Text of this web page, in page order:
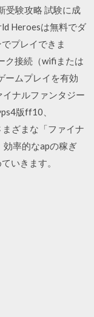
受験攻略 試験に成
Heroesは無料でダ
プレイできま
ク接続（wifiまたは
ームプレイを有効
ナルファンタジー
版ff10、
ざまな「ファイナ
効率的なapの稼ぎ
いきます。